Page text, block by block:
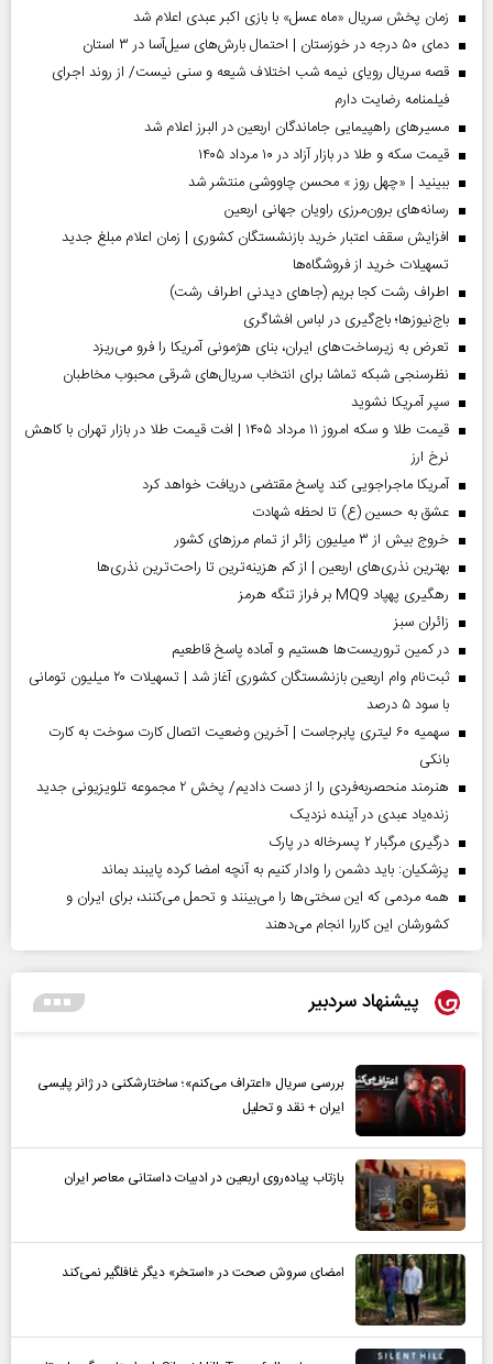
زمان پخش سریال «ماه عسل» با بازی اکبر عبدی اعلام شد
دمای ۵۰ درجه در خوزستان | احتمال بارش‌های سیل‌آسا در ۳ استان
قصه سریال رویای نیمه شب اختلاف شیعه و سنی نیست/ از روند اجرای
فیلمنامه رضایت دارم
مسیر‌های راهپیمایی جاماندگان اربعین در البرز اعلام شد
قیمت سکه و طلا در بازار آزاد در ۱۰ مرداد ۱۴۰۵
ببینید | «چهل روز » محسن چاووشی منتشر شد
رسانه‌های برون‌مرزی راویان جهانی اربعین
افزایش سقف اعتبار خرید بازنشستگان کشوری | زمان اعلام مبلغ جدید
تسهیلات خرید از فروشگاه‌ها
اطراف رشت کجا بریم (جاهای دیدنی اطراف رشت)
باج‌نیوزها؛ باج‌گیری در لباس افشاگری
تعرض به زیرساخت‌های ایران، بنای هژمونی آمریکا را فرو می‌ریزد
نظرسنجی شبکه تماشا برای انتخاب سریال‌های شرقی محبوب مخاطبان
سپر آمریکا نشوید
قیمت طلا و سکه امروز ۱۱ مرداد ۱۴۰۵ | افت قیمت طلا در بازار تهران با کاهش
نرخ ارز
آمریکا ماجراجویی کند پاسخ مقتضی دریافت خواهد کرد
عشق به حسین (ع) تا لحظه شهادت
خروج بیش از ۳ میلیون زائر از تمام مرز‌های کشور
بهترین نذری‌های اربعین | از کم هزینه‌ترین تا راحت‌ترین نذری‌ها
رهگیری پهپاد MQ9 بر فراز تنگه هرمز
‌زائران سبز
در کمین تروریست‌ها هستیم و آماده پاسخ قاطعیم
ثبت‌نام وام اربعین بازنشستگان کشوری آغاز شد | تسهیلات ۲۰ میلیون تومانی
با سود ۵ درصد
سهمیه ۶۰ لیتری پابرجاست | آخرین وضعیت اتصال کارت سوخت به کارت
بانکی
هنرمند منحصر‌به‌فردی را از دست دادیم/ پخش ۲ مجموعه تلویزیونی جدید
زنده‌یاد عبدی در آینده نزدیک
درگیری مرگبار ۲ پسرخاله در پارک
پزشکیان: باید دشمن را وادار کنیم به آنچه امضا کرده پایبند بماند
همه مردمی که این سختی‌ها را می‌بینند و تحمل می‌کنند، برای ایران و
کشورشان این کاررا انجام می‌دهند
پیشنهاد سردبیر
بررسی سریال «اعتراف می‌کنم»؛ ساختارشکنی در ژانر پلیسی
ایران + نقد و تحلیل
بازتاب پیاده‌روی اربعین در ادبیات داستانی معاصر ایران
امضای سروش صحت در «استخر» دیگر غافلگیر نمی‌کند